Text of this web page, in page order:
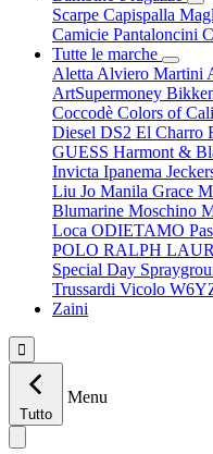
Scarpe Capispalla
Camicie Pantaloncini
Tutte le marche
Aletta Alviero Martini
ArtSupermoney
Coccodè Colors of
Diesel DS2 El Charro
GUESS Harmont &
Invicta Ipanema
Liu Jo Manila Grace
Blumarine Moschino
Loca ODIETAMO
POLO RALPH
Special Day
Trussardi Vicolo
Zaini

Tutto
Menu